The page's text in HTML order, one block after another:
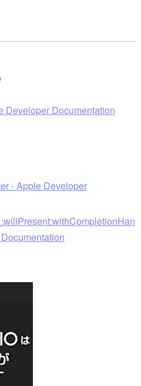
Developer Documentation
- Apple Developer